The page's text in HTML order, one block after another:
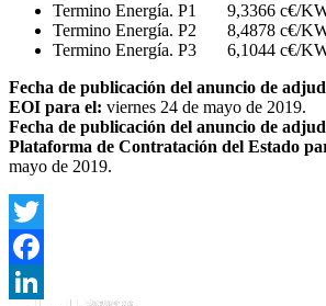
Termino Energía. P1 9,3366 c€/
Termino Energía. P2 8,4878 c€/
Termino Energía. P3 6,1044 c€/
Fecha de publicación del anuncio de
EOI para el: viernes 24 de mayo de 2019.
Fecha de publicación del anuncio de
Plataforma de Contratación del Estado
mayo de 2019.
Twitter
Facebook